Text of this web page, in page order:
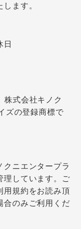
ます。
日
株式会社キノク
ズの登録商標で
クニエンタープラ
理しています。ご
用規約をお読み頂
合のみご利用くだ